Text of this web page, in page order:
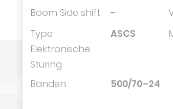
Boom Side shift -
Type
Elektronische
Sturing
ASCS
Banden 500/70–24